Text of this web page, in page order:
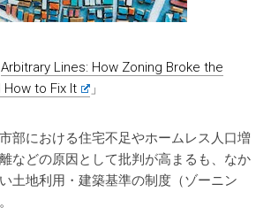
Arbitrary Lines: How Zoning Broke the
to Fix It
」
部における住宅不足やホームレス人口増
などの原因として批判が高まるも、なか
土地利用・建築基準の制度（ゾーニン